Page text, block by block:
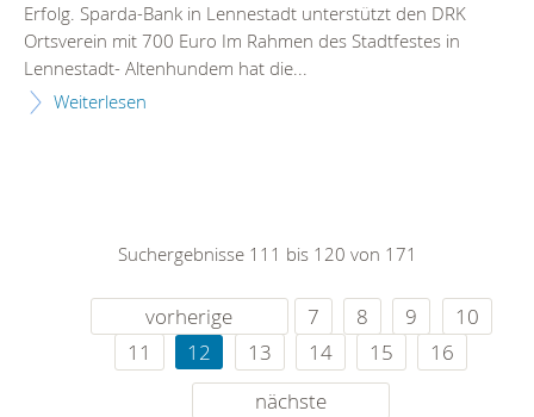
Erfolg. Sparda-Bank in Lennestadt unterstützt den DRK
Ortsverein mit 700 Euro Im Rahmen des Stadtfestes in
Lennestadt- Altenhundem hat die...
Weiterlesen
Suchergebnisse 111 bis 120 von 171
vorherige 7 8 9
10
11
12 13 14 15
16
nächste